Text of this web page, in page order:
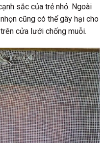
sắc của trẻ nhỏ. Ngoài
cũng có thể gây hại cho
cửa lưới chống muỗi.